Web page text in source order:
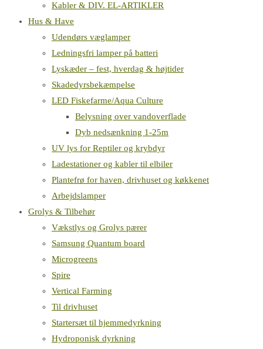
Kabler & DIV. EL-ARTIKLER
Hus & Have
Udendørs væglamper
Ledningsfri lamper på batteri
Lyskæder – fest, hverdag & højtider
Skadedyrsbekæmpelse
LED Fiskefarme/Aqua Culture
Belysning over vandoverflade
Dyb nedsænkning 1-25m
UV lys for Reptiler og krybdyr
Ladestationer og kabler til elbiler
Plantefrø for haven, drivhuset og køkkenet
Arbejdslamper
Grolys & Tilbehør
Vækstlys og Grolys pærer
Samsung Quantum board
Microgreens
Spire
Vertical Farming
Til drivhuset
Startersæt til hjemmedyrkning
Hydroponisk dyrkning